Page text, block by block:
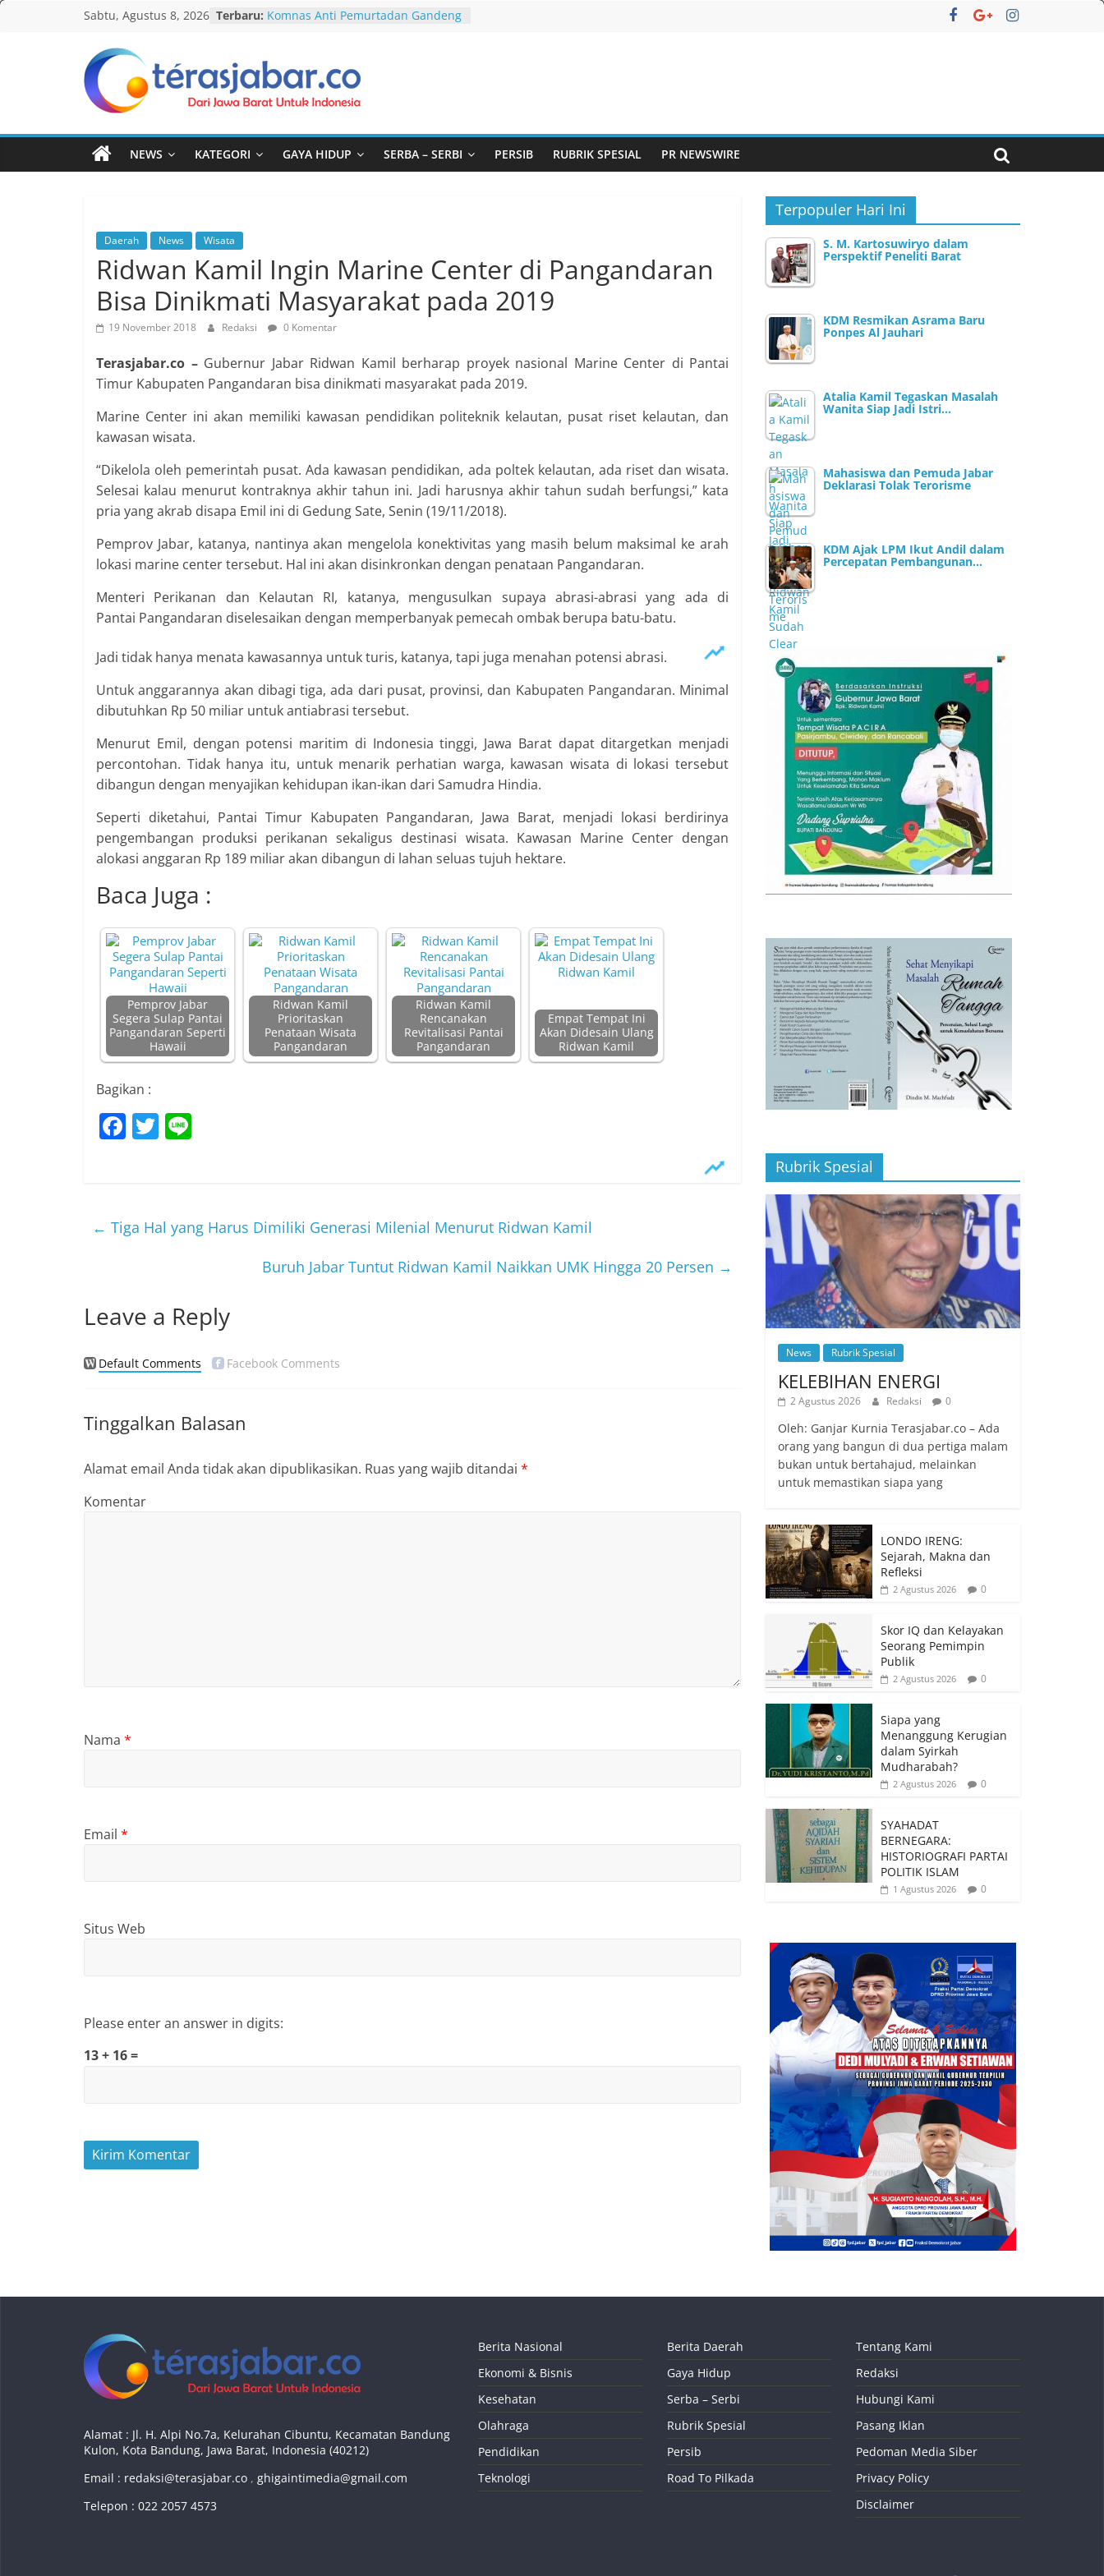
Skip
Sabtu, Agustus 8, 2026 Terbaru: Komnas Anti Pemurtadan Gandeng
Penanganan Kasus Pemurtadan
Cetak Sejarah, 20 Ribu Anak
PAUD/TK/RA di Bandung Barat Siap
Festival Tunas Siliwangi 2026
KDM Ajak LPM Ikut Andil dalam
Percepatan Pembangunan Desa
tak Menyentuh Masalah
Teras
Jabar
NEWS KATEGORI GAYA HIDUP SERBA – SERBI PERSIB RUBRIK SPESIAL PR NEWSWIRE
Daerah News Wisata
Ridwan Kamil Ingin Marine Center di Pangandaran
Bisa Dinikmati Masyarakat pada 2019
19 November 2018 Redaksi 0 Komentar
Terasjabar.co –Gubernur Jabar Ridwan Kamil berharap proyek nasional Marine Center di Pantai
Timur Kabupaten Pangandaran bisa dinikmati masyarakat pada 2019.
Marine Center ini akan memiliki kawasan pendidikan politeknik kelautan, pusat riset kelautan, dan
kawasan wisata.
“Dikelola oleh pemerintah pusat. Ada kawasan pendidikan, ada poltek kelautan, ada riset dan wisata.
Selesai kalau menurut kontraknya akhir tahun ini. Jadi harusnya akhir tahun sudah berfungsi,” kata
pria yang akrab disapa Emil ini di Gedung Sate, Senin (19/11/2018).
Pemprov Jabar, katanya, nantinya akan mengelola konektivitas yang masih belum maksimal ke arah
lokasi marine center tersebut. Hal ini akan disinkronkan dengan penataan Pangandaran.
Menteri Perikanan dan Kelautan RI, katanya, mengusulkan supaya abrasi-abrasi yang ada di
Pantai Pangandaran diselesaikan dengan memperbanyak pemecah ombak berupa batu-batu.
Jadi tidak hanya menata kawasannya untuk turis, katanya, tapi juga menahan potensi abrasi.
Untuk anggarannya akan dibagi tiga, ada dari pusat, provinsi, dan Kabupaten Pangandaran. Minimal
dibutuhkan Rp 50 miliar untuk antiabrasi tersebut.
Menurut Emil, dengan potensi maritim di Indonesia tinggi, Jawa Barat dapat ditargetkan menjadi
percontohan. Tidak hanya itu, untuk menarik perhatian warga, kawasan wisata di lokasi tersebut
dibangun dengan menyajikan kehidupan ikan-ikan dari Samudra Hindia.
Seperti diketahui, Pantai Timur Kabupaten Pangandaran, Jawa Barat, menjadi lokasi berdirinya
pengembangan produksi perikanan sekaligus destinasi wisata. Kawasan Marine Center dengan
alokasi anggaran Rp 189 miliar akan dibangun di lahan seluas tujuh hektare.
Baca Juga :
Pemprov Jabar
Segera Sulap Pantai
Pangandaran Seperti
Hawaii
Ridwan Kamil
Prioritaskan
Penataan Wisata
Pangandaran
Ridwan Kamil
Rencanakan
Revitalisasi Pantai
Pangandaran
Empat Tempat Ini
Akan Didesain Ulang
Ridwan Kamil
Bagikan :
F
b
k
T
← Tiga Hal yang Harus Dimiliki Generasi Milenial Menurut Ridwan Kamil
Buruh Jabar Tuntut Ridwan Kamil Naikkan UMK Hingga 20 Persen →
Leave a Reply
Default Comments Facebook Comments
Tinggalkan Balasan
Alamat email Anda tidak akan dipublikasikan. Ruas yang wajib ditandai *
Komentar
Nama *
Email *
Situs Web
Please enter an answer in digits:
13 + 16 =
Terpopuler Hari Ini
S. M. Kartosuwiryo dalam
Perspektif Peneliti Barat
KDM Resmikan Asrama Baru
Ponpes Al Jauhari
Atalia Kamil Tegaskan Masalah
Wanita Siap Jadi Istri…
Mahasiswa dan Pemuda Jabar
Deklarasi Tolak Terorisme
KDM Ajak LPM Ikut Andil dalam
Percepatan Pembangunan…
Rubrik Spesial
News Rubrik Spesial
KELEBIHAN ENERGI
2 Agustus 2026 Redaksi 0
Oleh: Ganjar Kurnia Terasjabar.co – Ada
orang yang bangun di dua pertiga malam
bukan untuk bertahajud, melainkan
untuk memastikan siapa yang
LONDO IRENG:
Sejarah, Makna dan
Refleksi
2 Agustus 2026 0
Skor IQ dan Kelayakan
Seorang Pemimpin
Publik
2 Agustus 2026 0
Siapa yang
Menanggung Kerugian
dalam Syirkah
Mudharabah?
2 Agustus 2026 0
SYAHADAT
BERNEGARA:
HISTORIOGRAFI PARTAI
POLITIK ISLAM
1 Agustus 2026 0
Alamat : Jl. H. Alpi No.7a, Kelurahan Cibuntu, Kecamatan Bandung
Kulon, Kota Bandung, Jawa Barat, Indonesia (40212)
Email : redaksi@terasjabar.co , ghigaintimedia@gmail.com
Telepon : 022 2057 4573
Berita Nasional
Ekonomi & Bisnis
Kesehatan
Olahraga
Pendidikan
Teknologi
Berita Daerah
Gaya Hidup
Serba – Serbi
Rubrik Spesial
Persib
Road To Pilkada
Tentang Kami
Redaksi
Hubungi Kami
Pasang Iklan
Pedoman Media Siber
Privacy Policy
Disclaimer